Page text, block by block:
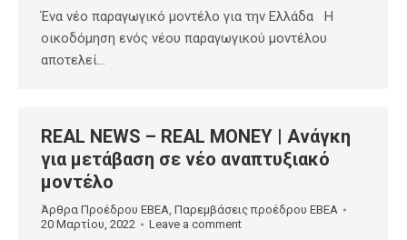
Ένα νέο παραγωγικό μοντέλο για την Ελλάδα Η
οικοδόμηση ενός νέου παραγωγικού μοντέλου
αποτελεί…
REAL NEWS – REAL MONEY | Ανάγκη
για μετάβαση σε νέο αναπτυξιακό
μοντέλο
Άρθρα Προέδρου ΕΒΕΑ, Παρεμβάσεις προέδρου ΕΒΕΑ
20 Μαρτίου, 2022
Leave a comment